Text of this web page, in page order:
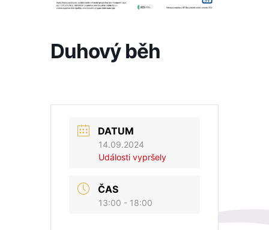
Duhový běh
DATUM
14.09.2024
Události vypršely
ČAS
13:00 - 18:00